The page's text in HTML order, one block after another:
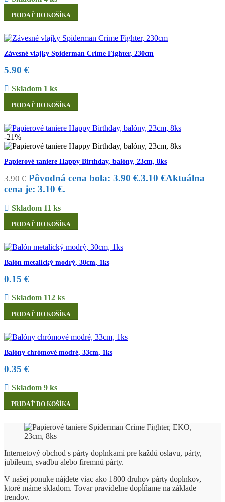
PRIDAŤ DO KOŠÍKA
Závesné vlajky Spiderman Crime Fighter, 230cm
5.90 €
Skladom 1 ks
PRIDAŤ DO KOŠÍKA
-21%
Papierové taniere Happy Birthday, balóny, 23cm, 8ks
3.90€ Pôvodná cena bola: 3.90 €.3.10 €Aktuálna
cena je: 3.10 €.
Skladom 11 ks
PRIDAŤ DO KOŠÍKA
Balón metalický modrý, 30cm, 1ks
0.15 €
Skladom 112 ks
PRIDAŤ DO KOŠÍKA
Balóny chrómové modré, 33cm, 1ks
0.35 €
Skladom 9 ks
PRIDAŤ DO KOŠÍKA
Internetový obchod s párty doplnkami pre každú oslavu, párty,
jubileum, svadbu alebo firemnú párty.
V našej ponuke nájdete viac ako 1800 druhov párty doplnkov,
ktoré máme skladom. Tovar pravidelne dopĺňame na základe
trendov.